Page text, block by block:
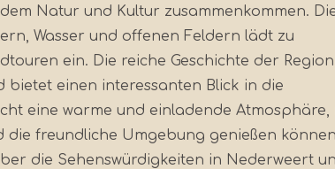
Natur und Kultur zusammenkommen.
Wasser und offenen Feldern lädt zu
ein. Die reiche Geschichte der Region
bietet einen interessanten Blick in die
eine warme und einladende Atmosphäre,
freundliche Umgebung genießen
die Sehenswürdigkeiten in Nederweert